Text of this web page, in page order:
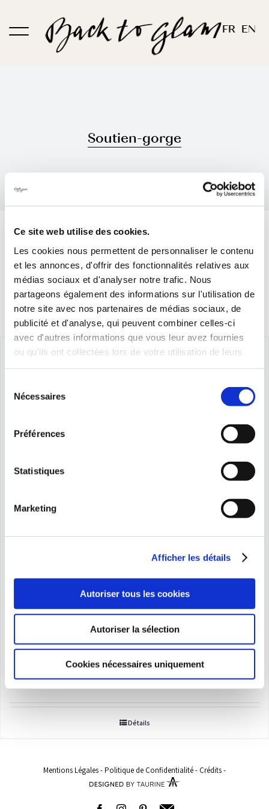
Ce site web utilise des cookies.
Les cookies nous permettent de personnaliser le contenu
et les annonces, d'offrir des fonctionnalités relatives aux
médias sociaux et d'analyser notre trafic. Nous
partageons également des informations sur l'utilisation de
notre site avec nos partenaires de médias sociaux, de
publicité et d'analyse, qui peuvent combiner celles-ci
avec d'autres informations que vous leur avez fournies
ou qu'ils ont collectées lors de votre utilisation de leurs
Nécessaires
Préférences
Statistiques
Marketing
Afficher les détails
Autoriser tous les cookies
Autoriser la sélection
Cookies nécessaires uniquement
au
FR EN
Soutien-gorge
Montrer
Soutien-gorge et accessoires
(bretelles, coussinets, H)
5,00€–430,00€Plage
prix :
430,00€
Détails
Mentions Légales- Politique de Confidentialité- Crédits-